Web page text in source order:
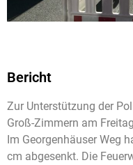
Bericht
Zur Unterstützung der
Groß-Zimmern am
Im Georgenhäuser Weg
cm abgesenkt. Die